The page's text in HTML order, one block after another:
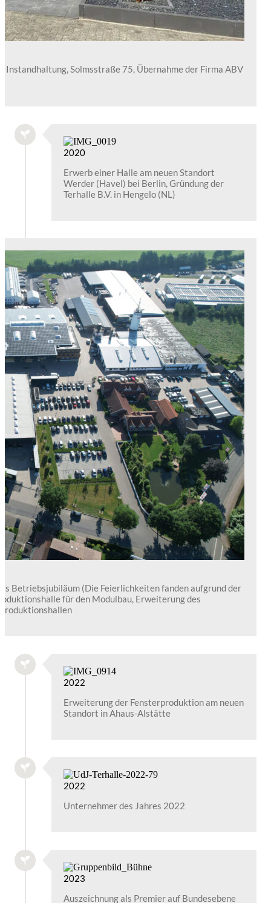
Solmsstraße 75, Übernahme der Firma ABV
2020
Erwerb einer Halle am neuen Standort
Werder (Havel) bei Berlin, Gründung der
Terhalle B.V. in Hengelo (NL)
Betriebsjubiläum (Die Feierlichkeiten fanden aufgrund der
für den Modulbau, Erweiterung des
2022
Erweiterung der Fensterproduktion am neuen
Standort in Ahaus-Alstätte
2022
Unternehmer des Jahres 2022
2023
Auszeichnung als Premier auf Bundesebene